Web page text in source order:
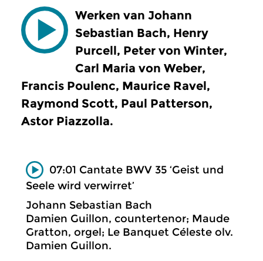
Werken van Johann
Sebastian Bach, Henry
Purcell, Peter von Winter,
Carl Maria von Weber,
Francis Poulenc, Maurice Ravel,
Raymond Scott, Paul Patterson,
Astor Piazzolla.
07:01 Cantate BWV 35 ‘Geist und
Seele wird verwirret’
Johann Sebastian Bach
Damien Guillon, countertenor; Maude
Gratton, orgel; Le Banquet Céleste olv.
Damien Guillon.